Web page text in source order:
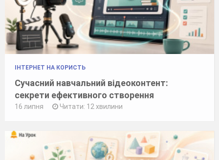
ІНТЕРНЕТ НА КОРИСТЬ
Сучасний навчальний відеоконтент:
секрети ефективного створення
16 липня Читати: 12 хвилини